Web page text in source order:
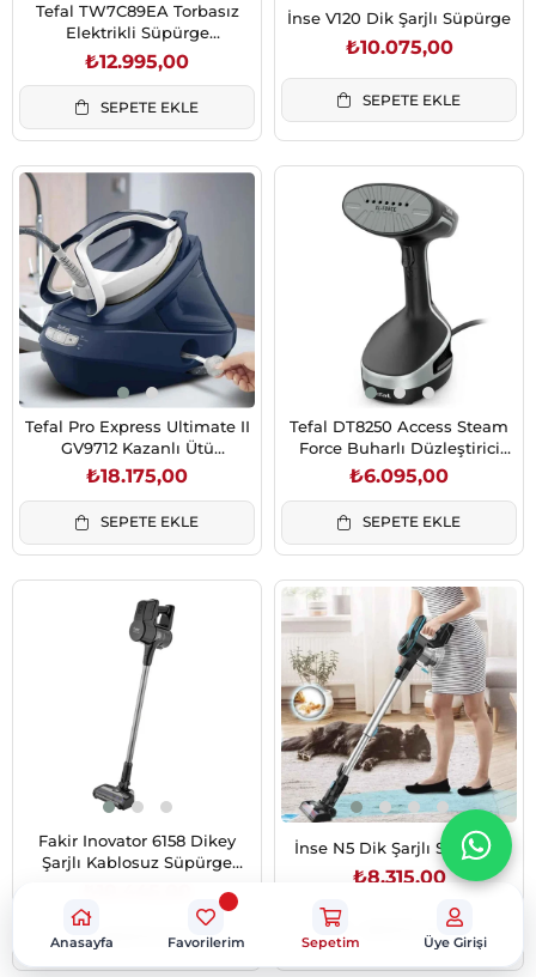
Tefal TW7C89EA Torbasız
Elektrikli Süpürge
(2211401302)
₺12.995,00
SEPETE EKLE
İnse V120 Dik Şarjlı Süpürge
₺10.075,00
SEPETE EKLE
Tefal Pro Express Ultimate II
GV9712 Kazanlı Ütü
(1830008512)
₺18.175,00
SEPETE EKLE
Tefal DT8250 Access Steam
Force Buharlı Düzleştirici
(1830008418)
₺6.095,00
SEPETE EKLE
Fakir Inovator 6158 Dikey
Şarjlı Kablosuz Süpürge
SEPETE EKLE
İnse N5 Dik Şarjlı Süpürge
₺8.315,00
SEPETE EKLE
Anasayfa Favorilerim Sepetim Üye Girişi